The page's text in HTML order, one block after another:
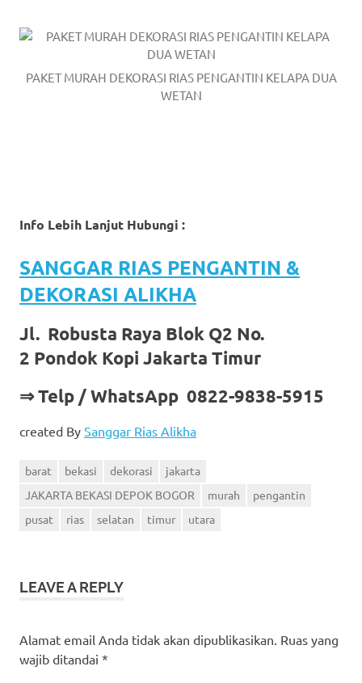
PAKET MURAH DEKORASI RIAS PENGANTIN KELAPA DUA
WETAN
Info Lebih Lanjut Hubungi :
SANGGAR RIAS PENGANTIN &
DEKORASI ALIKHA
Jl. Robusta Raya Blok Q2 No.
2 Pondok Kopi Jakarta Timur
⇒ Telp / WhatsApp 0822-9838-5915
created By Sanggar Rias Alikha
barat bekasi dekorasi
jakarta
JAKARTA BEKASI DEPOK BOGOR
murah
pengantin
pusat
rias selatan timur utara
LEAVE A REPLY
Alamat email Anda tidak akan dipublikasikan. Ruas yang
wajib ditandai *